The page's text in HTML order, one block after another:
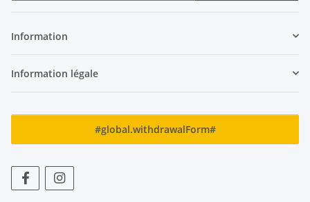
Information
Information légale
#global.withdrawalForm#